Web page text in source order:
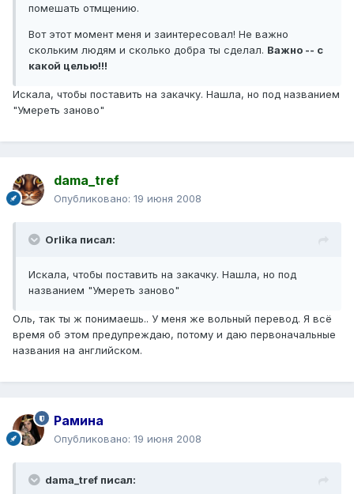
помешать отмщению.
Вот этот момент меня и заинтересовал! Не важно
скольким людям и сколько добра ты сделал. Важно -- с
какой целью!!!
Искала, чтобы поставить на закачку. Нашла, но под названием
"Умереть заново"
dama_tref
Опубликовано: 19 июня 2008
Orlika писал:
Искала, чтобы поставить на закачку. Нашла, но под
названием "Умереть заново"
Оль, так ты ж понимаешь.. У меня же вольный перевод. Я всё
время об этом предупреждаю, потому и даю первоначальные
названия на английском.
Рамина
Опубликовано: 19 июня 2008
dama_tref писал: